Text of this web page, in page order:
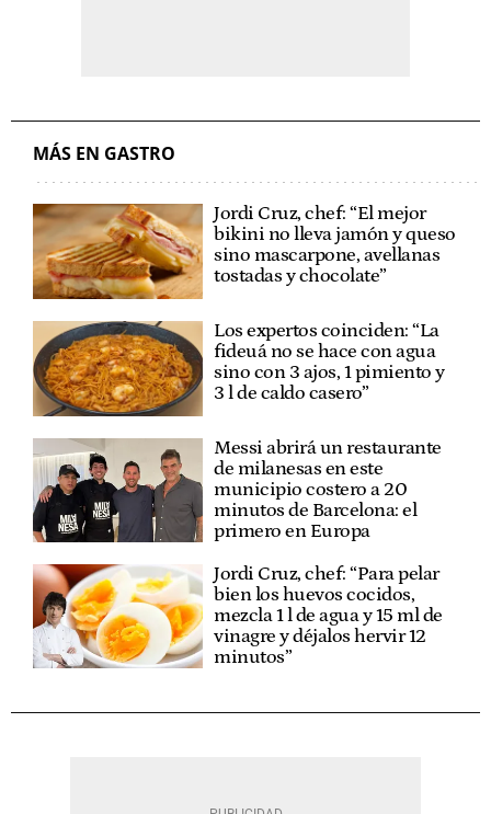
MÁS EN GASTRO
Jordi Cruz, chef: “El mejor
bikini no lleva jamón y queso
sino mascarpone, avellanas
tostadas y chocolate”
Los expertos coinciden: “La
fideuá no se hace con agua
sino con 3 ajos, 1 pimiento y
3 l de caldo casero”
Messi abrirá un restaurante
de milanesas en este
municipio costero a 20
minutos de Barcelona: el
primero en Europa
Jordi Cruz, chef: “Para pelar
bien los huevos cocidos,
mezcla 1 l de agua y 15 ml de
vinagre y déjalos hervir 12
minutos”